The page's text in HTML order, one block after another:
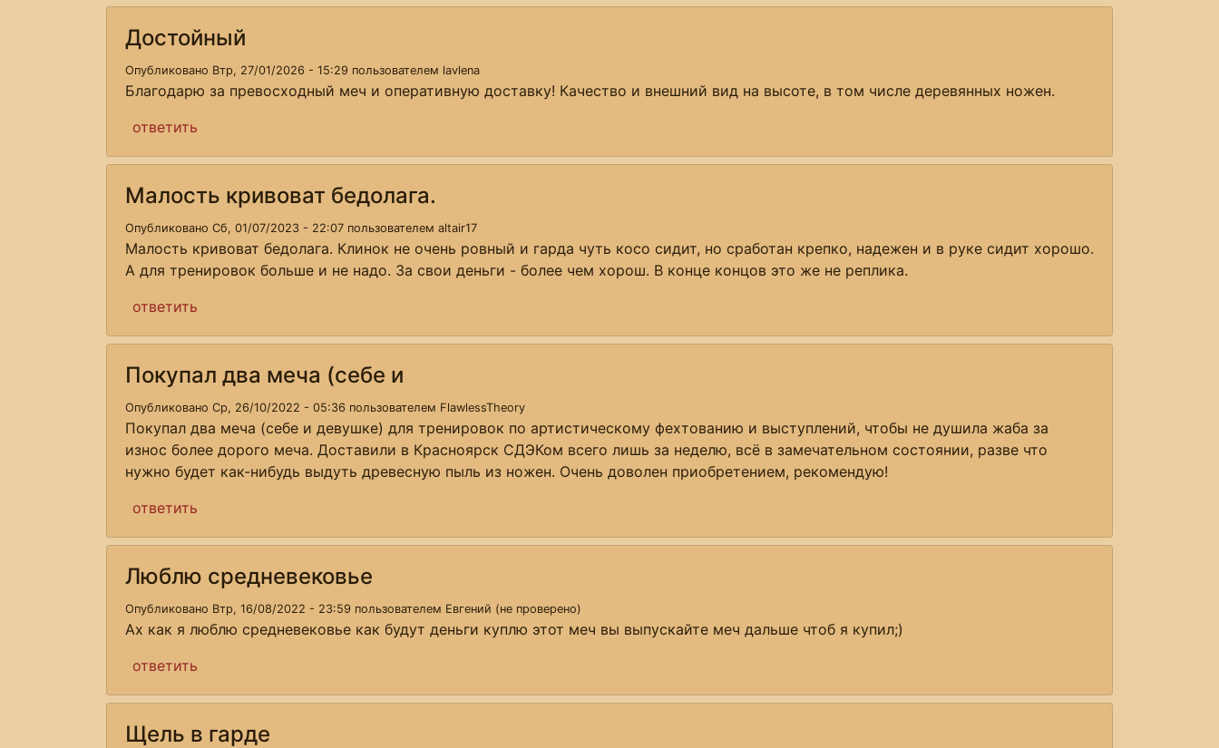
Достойный
Опубликовано Втр, 27/01/2026 - 15:29 пользователем lavlena
Благодарю за превосходный меч и оперативную доставку! Качество и внешний вид на высоте, в том числе деревянных ножен.
ответить
Малость кривоват бедолага.
Опубликовано Сб, 01/07/2023 - 22:07 пользователем altair17
Малость кривоват бедолага. Клинок не очень ровный и гарда чуть косо сидит, но сработан крепко, надежен и в руке сидит хорошо.
А для тренировок больше и не надо. За свои деньги - более чем хорош. В конце концов это же не реплика.
ответить
Покупал два меча (себе и
Опубликовано Ср, 26/10/2022 - 05:36 пользователем FlawlessTheory
Покупал два меча (себе и девушке) для тренировок по артистическому фехтованию и выступлений, чтобы не душила жаба за
износ более дорого меча. Доставили в Красноярск СДЭКом всего лишь за неделю, всё в замечательном состоянии, разве что
нужно будет как-нибудь выдуть древесную пыль из ножен. Очень доволен приобретением, рекомендую!
ответить
Люблю средневековье
Опубликовано Втр, 16/08/2022 - 23:59 пользователем Евгений (не проверено)
Ах как я люблю средневековье как будут деньги куплю этот меч вы выпускайте меч дальше чтоб я купил;)
ответить
Щель в гарде